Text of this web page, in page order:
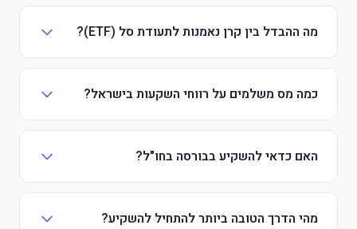
מה ההבדל בין קרן נאמנות לתעודת סל (ETF)?
כמה מס משלמים על רווחי השקעות בישראל?
האם כדאי להשקיע בבורסה בחו"ל?
מהי הדרך הטובה ביותר להתחיל להשקיע?